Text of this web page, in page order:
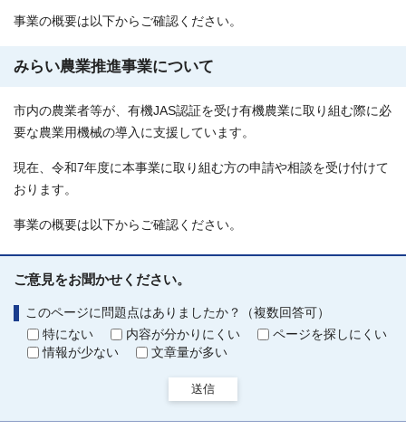
事業の概要は以下からご確認ください。
みらい農業推進事業について
市内の農業者等が、有機JAS認証を受け有機農業に取り組む際に必
要な農業用機械の導入に支援しています。
現在、令和7年度に本事業に取り組む方の申請や相談を受け付けて
おります。
事業の概要は以下からご確認ください。
ご意見をお聞かせください。
このページに問題点はありましたか？（複数回答可）
特にない
内容が分かりにくい
ページを探しにくい
情報が少ない
文章量が多い
送信